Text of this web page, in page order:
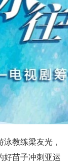
教练梁友光，
好苗子冲刺亚运